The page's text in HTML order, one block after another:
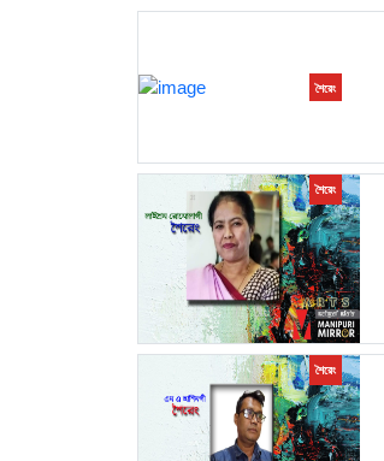
শৈরেং
শৈরেং
শৈরেং